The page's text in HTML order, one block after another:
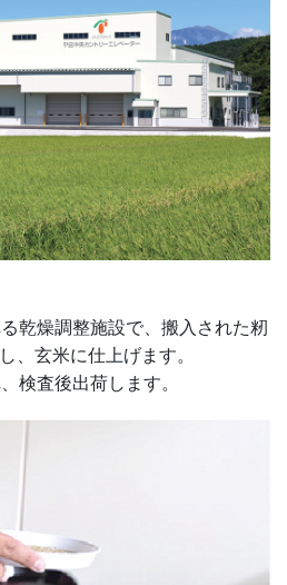
乾燥調整施設で、搬入された籾
、玄米に仕上げます。
検査後出荷します。